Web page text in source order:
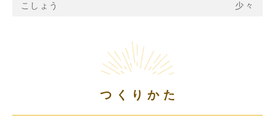
こしょう 少々
つくりかた